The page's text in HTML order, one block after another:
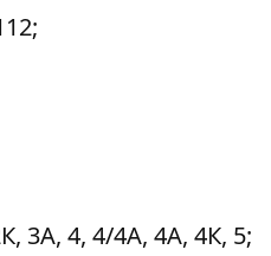
3А, 4, 4/4А, 4А, 4К, 5;